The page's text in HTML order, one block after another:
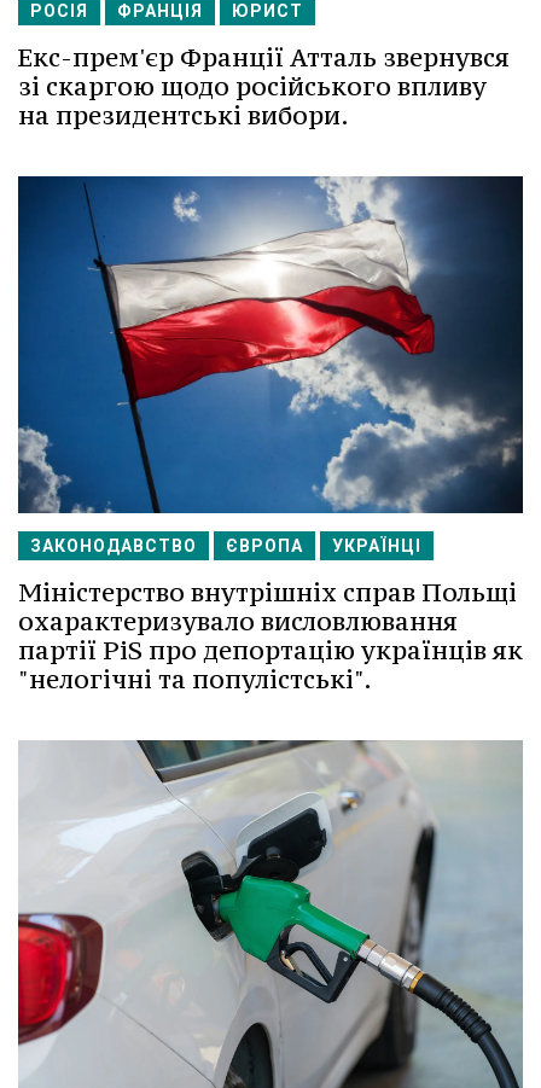
РОСІЯ ФРАНЦІЯ ЮРИСТ
Екс-прем'єр Франції Атталь звернувся
зі скаргою щодо російського впливу
на президентські вибори.
ЗАКОНОДАВСТВО ЄВРОПА УКРАЇНЦІ
Міністерство внутрішніх справ Польщі
охарактеризувало висловлювання
партії PiS про депортацію українців як
"нелогічні та популістські".